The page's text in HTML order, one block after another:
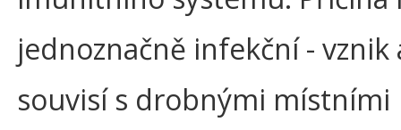
jednoznačně infekční - vznik
souvisí s drobnými místními